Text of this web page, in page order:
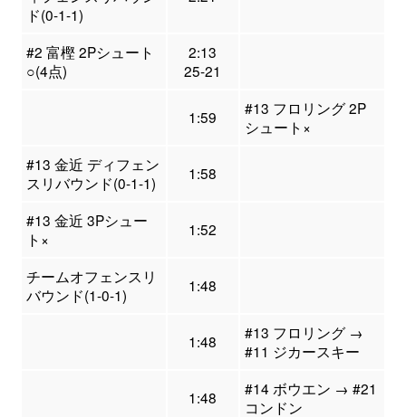
ド(0-1-1)
#2 富樫 2Pシュート
○(4点)
2:13
25-21
1:59
#13 フロリング 2P
シュート×
#13 金近 ディフェン
スリバウンド(0-1-1)
1:58
#13 金近 3Pシュー
ト×
1:52
チームオフェンスリ
バウンド(1-0-1)
1:48
1:48
#13 フロリング →
#11 ジカースキー
1:48
#14 ボウエン → #21
コンドン